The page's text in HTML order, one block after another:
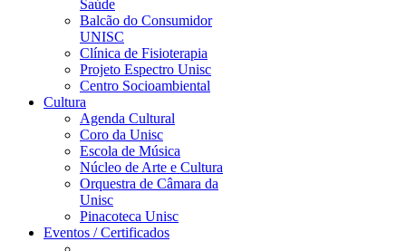
Saúde
Balcão do Consumidor
UNISC
Clínica de Fisioterapia
Projeto Espectro Unisc
Centro Socioambiental
Cultura
Agenda Cultural
Coro da Unisc
Escola de Música
Núcleo de Arte e Cultura
Orquestra de Câmara da
Unisc
Pinacoteca Unisc
Eventos / Certificados